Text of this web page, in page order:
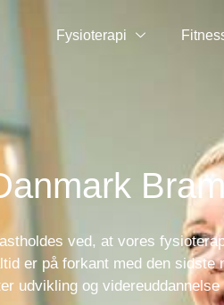
Fysioterapi
ved, at vores
er på forkant med den sidste
udvikling og videreuddannelse